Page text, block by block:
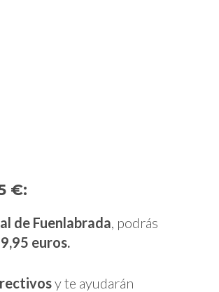
€:
de Fuenlabrada , podrás
euros.
y te ayudarán